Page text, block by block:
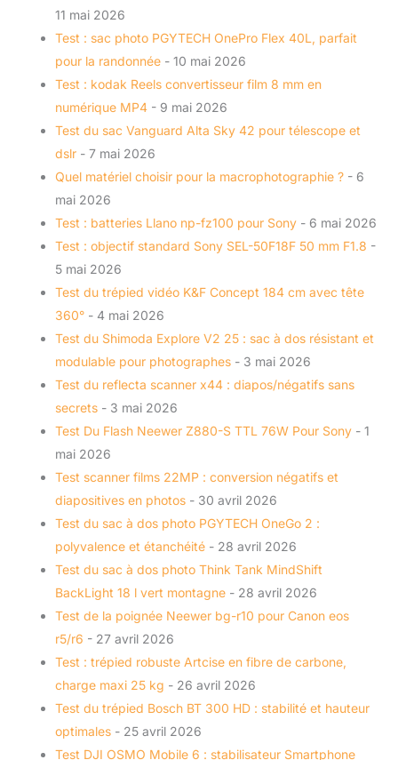
11 mai 2026
Test : sac photo PGYTECH OnePro Flex 40L, parfait
pour la randonnée - 10 mai 2026
Test : kodak Reels convertisseur film 8 mm en
numérique MP4 - 9 mai 2026
Test du sac Vanguard Alta Sky 42 pour télescope et
dslr - 7 mai 2026
Quel matériel choisir pour la macrophotographie ? - 6
mai 2026
Test : batteries Llano np-fz100 pour Sony - 6 mai 2026
Test : objectif standard Sony SEL-50F18F 50 mm F1.8 -
5 mai 2026
Test du trépied vidéo K&F Concept 184 cm avec tête
360° - 4 mai 2026
Test du Shimoda Explore V2 25 : sac à dos résistant et
modulable pour photographes - 3 mai 2026
Test du reflecta scanner x44 : diapos/négatifs sans
secrets - 3 mai 2026
Test Du Flash Neewer Z880-S TTL 76W Pour Sony - 1
mai 2026
Test scanner films 22MP : conversion négatifs et
diapositives en photos - 30 avril 2026
Test du sac à dos photo PGYTECH OneGo 2 :
polyvalence et étanchéité - 28 avril 2026
Test du sac à dos photo Think Tank MindShift
BackLight 18 l vert montagne - 28 avril 2026
Test de la poignée Neewer bg-r10 pour Canon eos
r5/r6 - 27 avril 2026
Test : trépied robuste Artcise en fibre de carbone,
charge maxi 25 kg - 26 avril 2026
Test du trépied Bosch BT 300 HD : stabilité et hauteur
optimales - 25 avril 2026
Test DJI OSMO Mobile 6 : stabilisateur Smartphone